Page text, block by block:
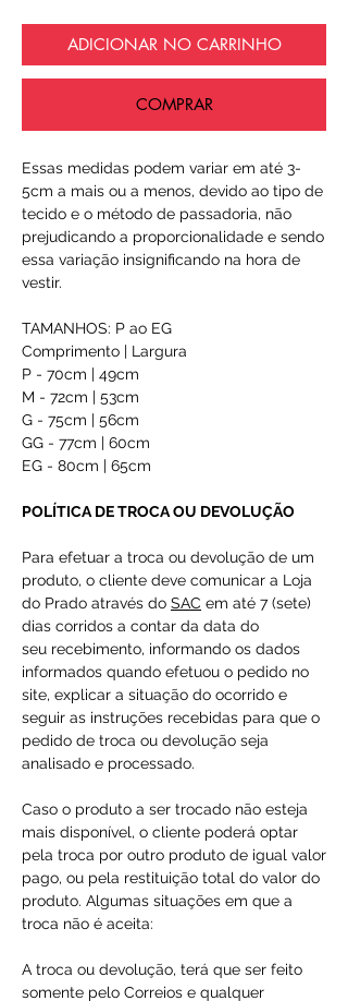
ADICIONAR NO CARRINHO
COMPRAR
Essas medidas podem variar em até 3-
5cm a mais ou a menos, devido ao tipo de
tecido e o método de passadoria, não
prejudicando a proporcionalidade e sendo
essa variação insignificando na hora de
vestir.
TAMANHOS: P ao EG
Comprimento | Largura
P - 70cm | 49cm
M - 72cm | 53cm
G - 75cm | 56cm
GG - 77cm | 60cm
EG - 80cm | 65cm
POLÍTICA DE TROCA OU DEVOLUÇÃO
Para efetuar a troca ou devolução de um
produto, o cliente deve comunicar a Loja
do Prado através do SAC em até 7 (sete)
dias corridos a contar da data do
seu recebimento, informando os dados
informados quando efetuou o pedido no
site, explicar a situação do ocorrido e
seguir as instruções recebidas para que o
pedido de troca ou devolução seja
analisado e processado.
Caso o produto a ser trocado não esteja
mais disponível, o cliente poderá optar
pela troca por outro produto de igual valor
pago, ou pela restituição total do valor do
produto. Algumas situações em que a
troca não é aceita:
A troca ou devolução, terá que ser feito
somente pelo Correios e qualquer